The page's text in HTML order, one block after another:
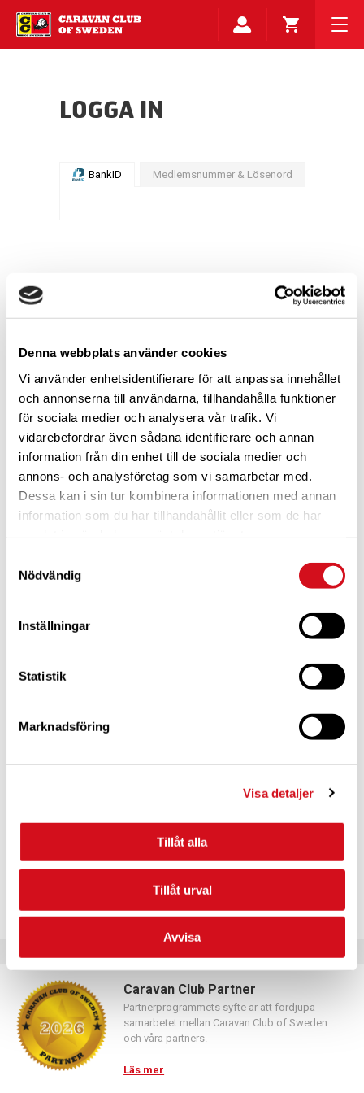
Denna webbplats använder cookies
Vi använder enhetsidentifierare för att anpassa innehållet
och annonserna till användarna, tillhandahålla funktioner
för sociala medier och analysera vår trafik. Vi
vidarebefordrar även sådana identifierare och annan
information från din enhet till de sociala medier och
annons- och analysföretag som vi samarbetar med.
Dessa kan i sin tur kombinera informationen med annan
information som du har tillhandahållit eller som de har
Nödvändig
Inställningar
Statistik
Marknadsföring
Visa detaljer
Tillåt alla
Tillåt urval
Avvisa
LOGGA IN
BankID Medlemsnummer & Lösenord
För dig som är blivande ny medlemTa del av alla förmåner.
Bli medlem idag.
Logga in med hjälp av formuläret och följ anvisningarna.
Caravan Club Partner
Partnerprogrammets syfte är att fördjupa
samarbetet mellan Caravan Club of Sweden
och våra partners.
Läs mer